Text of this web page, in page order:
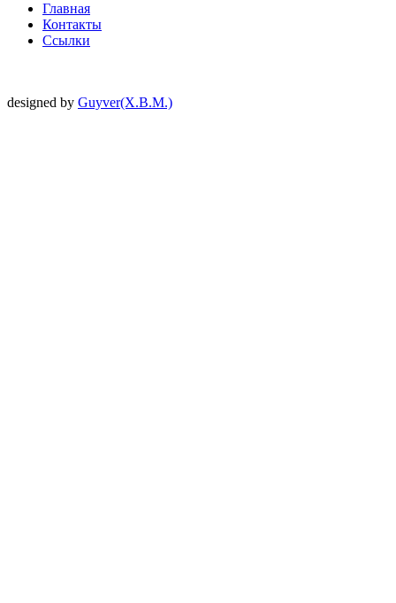
Главная
Контакты
Ссылки
designed by Guyver(X.B.M.)